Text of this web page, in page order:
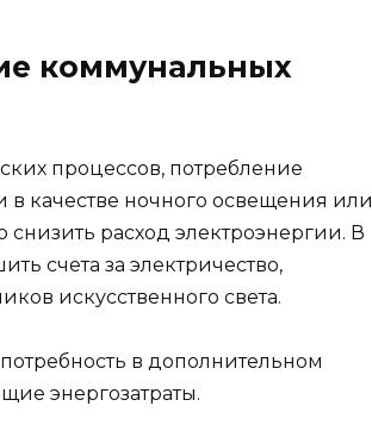
коммунальных
процессов, потребление
в качестве ночного освещения или
снизить расход электроэнергии. В
счета за электричество,
искусственного света.
потребность в дополнительном
энергозатраты.